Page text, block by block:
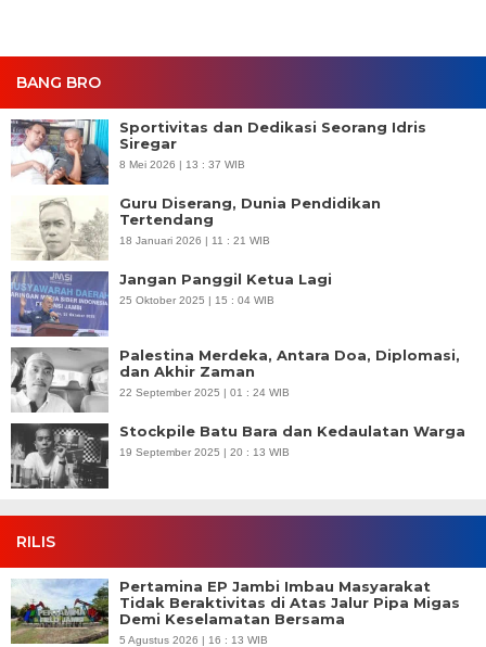
BANG BRO
Sportivitas dan Dedikasi Seorang Idris
Siregar
8 Mei 2026 | 13 : 37 WIB
Guru Diserang, Dunia Pendidikan
Tertendang
18 Januari 2026 | 11 : 21 WIB
Jangan Panggil Ketua Lagi
25 Oktober 2025 | 15 : 04 WIB
Palestina Merdeka, Antara Doa, Diplomasi,
dan Akhir Zaman
22 September 2025 | 01 : 24 WIB
Stockpile Batu Bara dan Kedaulatan Warga
19 September 2025 | 20 : 13 WIB
RILIS
Pertamina EP Jambi Imbau Masyarakat
Tidak Beraktivitas di Atas Jalur Pipa Migas
Demi Keselamatan Bersama
5 Agustus 2026 | 16 : 13 WIB